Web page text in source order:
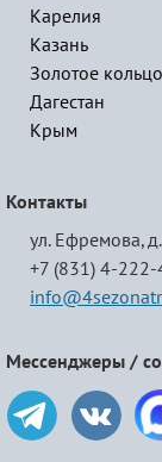
Карелия
Казань
Золотое кольцо
Дагестан
Крым
Контакты
ул. Ефремова,
+7 (831) 4-222-
Мессенджеры /